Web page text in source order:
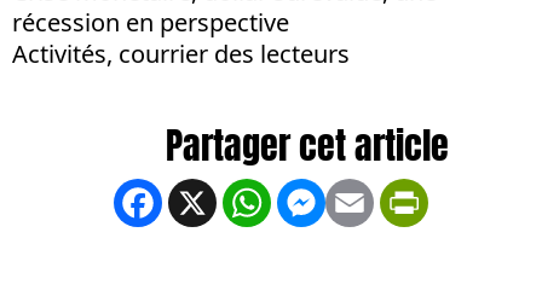
récession en perspective
Activités, courrier des lecteurs
Facebook
X WhatsApp
Messenger
Email